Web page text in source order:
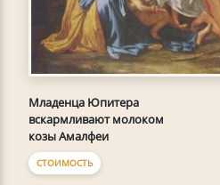
Младенца Юпитера
вскармливают молоком
козы Амалфеи
СТОИМОСТЬ